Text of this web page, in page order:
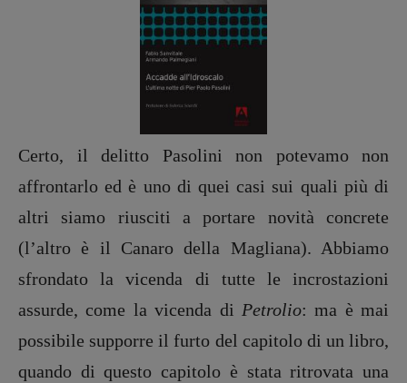
Certo, il delitto Pasolini non potevamo non
affrontarlo ed è uno di quei casi sui quali più di
altri siamo riusciti a portare novità concrete
(l’altro è il Canaro della Magliana). Abbiamo
sfrondato la vicenda di tutte le incrostazioni
assurde, come la vicenda di Petrolio: ma è mai
possibile supporre il furto del capitolo di un libro,
quando di questo capitolo è stata ritrovata una